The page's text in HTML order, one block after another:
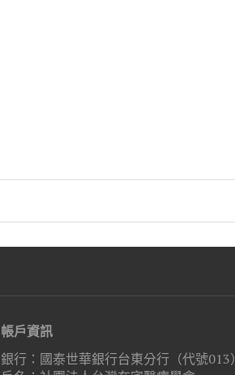
帳戶資訊
銀行：國泰世華銀行台東分行（代號013）